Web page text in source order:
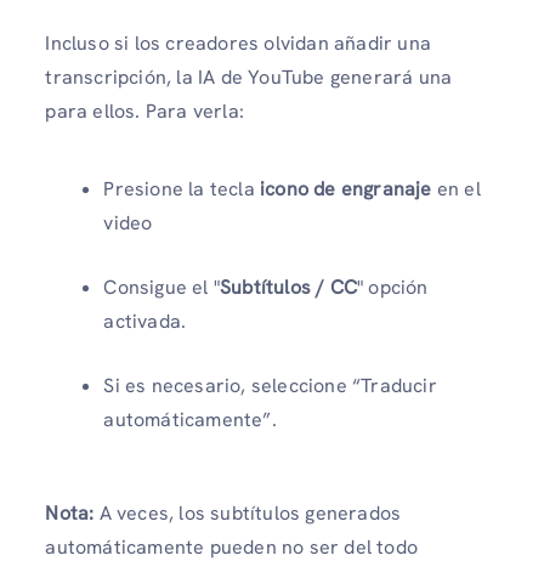
Incluso si los creadores olvidan añadir una
transcripción, la IA de YouTube generará una
para ellos. Para verla:
Presione la tecla icono de engranaje en el
video
Consigue el "Subtítulos / CC" opción
activada.
Si es necesario, seleccione “Traducir
automáticamente”.
Nota: A veces, los subtítulos generados
automáticamente pueden no ser del todo